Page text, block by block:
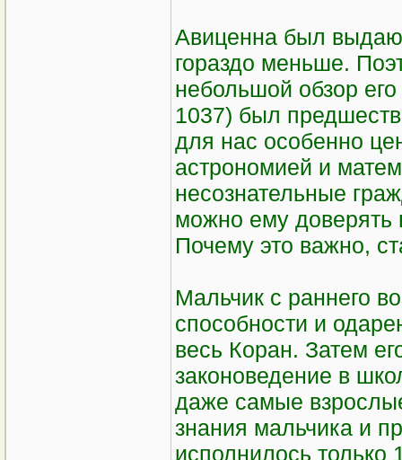
Авиценна был
гораздо меньше.
небольшой обзор
1037) был
для нас особенно
астрономией и
несознательные
можно ему доверять
Почему это важно,
Мальчик с раннего
способности и
весь Коран. Затем
законоведение в
даже самые
знания мальчика и
исполнилось только